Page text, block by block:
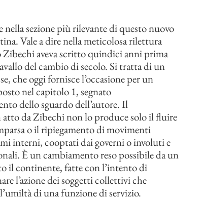
sezione più rilevante di questo nuovo
Vale a dire nella meticolosa rilettura
Zibechi aveva scritto quindici anni prima
del cambio di secolo. Si tratta di un
che oggi fornisce l’occasione per un
nel capitolo 1, segnato
dello sguardo dell’autore. Il
da Zibechi non lo produce solo il fluire
o il ripiegamento di movimenti
interni, cooptati dai governi o involuti e
È un cambiamento reso possibile da un
il continente, fatte con l’intento di
l’azione dei soggetti collettivi che
di una funzione di servizio.